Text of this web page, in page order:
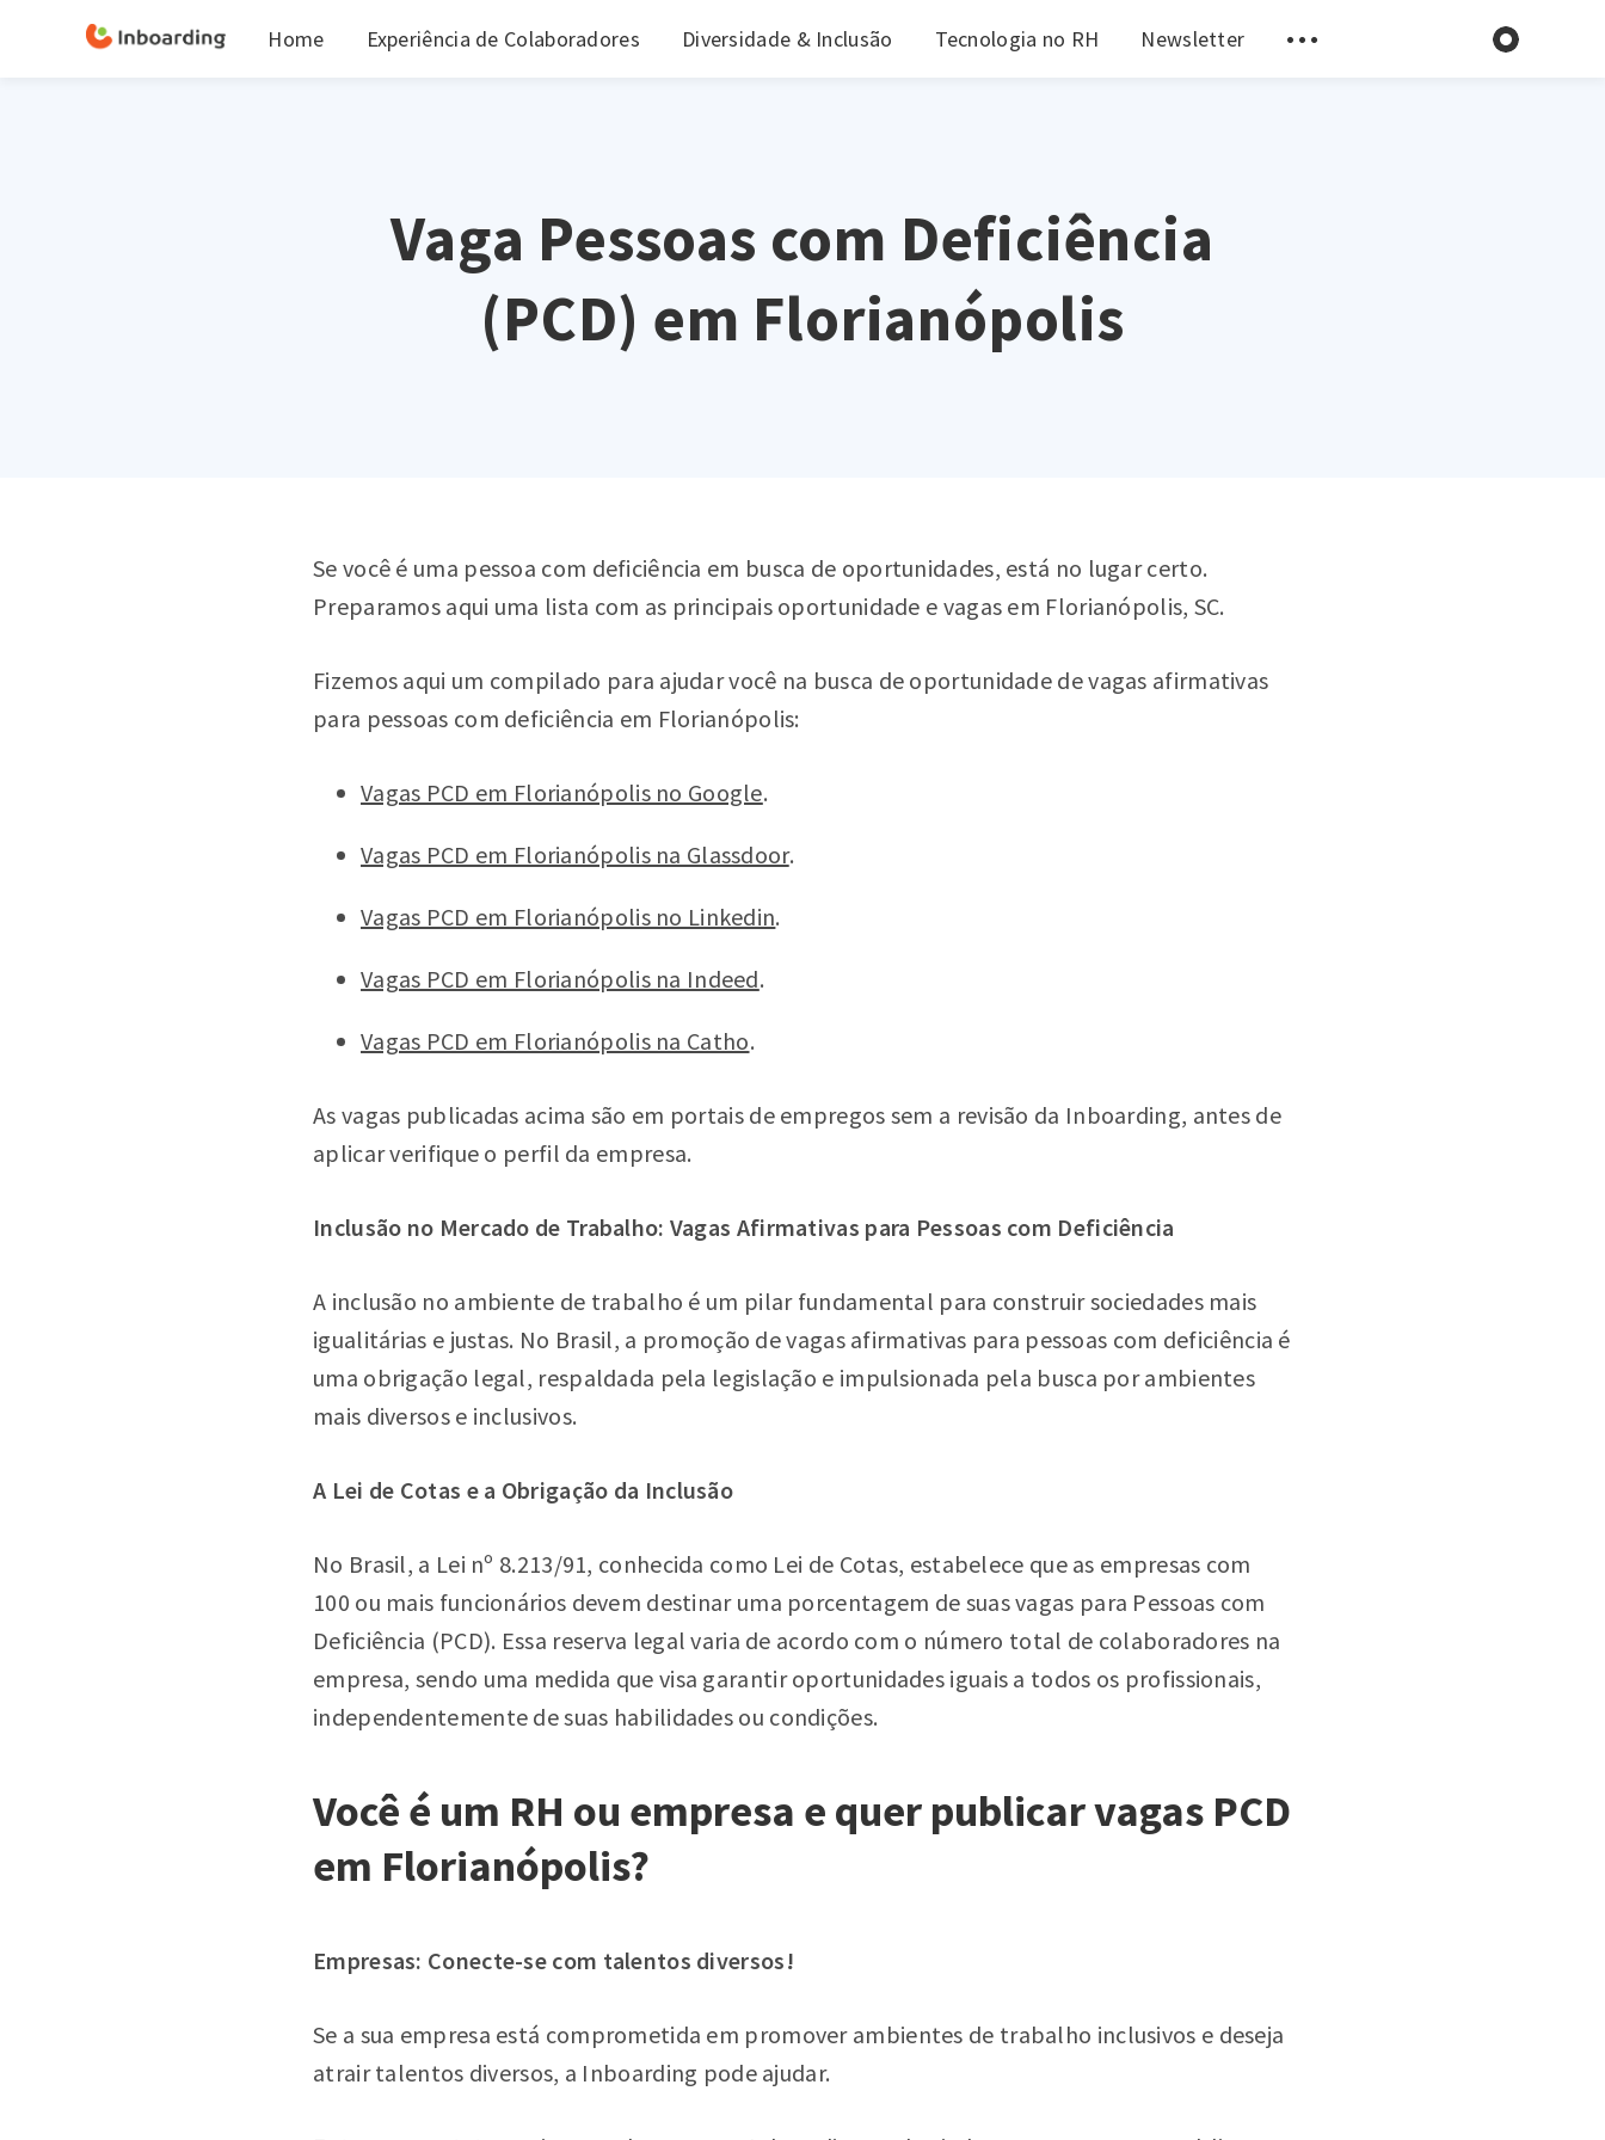
Home Experiência de Colaboradores Diversidade & Inclusão Tecnologia no RH Newsletter
Vaga Pessoas com Deficiência
(PCD) em Florianópolis
Se você é uma pessoa com deficiência em busca de oportunidades, está no lugar certo.
Preparamos aqui uma lista com as principais oportunidade e vagas em Florianópolis, SC.
Fizemos aqui um compilado para ajudar você na busca de oportunidade de vagas afirmativas
para pessoas com deficiência em Florianópolis:
Vagas PCD em Florianópolis no Google.
Vagas PCD em Florianópolis na Glassdoor.
Vagas PCD em Florianópolis no Linkedin.
Vagas PCD em Florianópolis na Indeed.
Vagas PCD em Florianópolis na Catho.
As vagas publicadas acima são em portais de empregos sem a revisão da Inboarding, antes de
aplicar verifique o perfil da empresa.
Inclusão no Mercado de Trabalho: Vagas Afirmativas para Pessoas com Deficiência
A inclusão no ambiente de trabalho é um pilar fundamental para construir sociedades mais
igualitárias e justas. No Brasil, a promoção de vagas afirmativas para pessoas com deficiência é
uma obrigação legal, respaldada pela legislação e impulsionada pela busca por ambientes
mais diversos e inclusivos.
A Lei de Cotas e a Obrigação da Inclusão
No Brasil, a Lei nº 8.213/91, conhecida como Lei de Cotas, estabelece que as empresas com
100 ou mais funcionários devem destinar uma porcentagem de suas vagas para Pessoas com
Deficiência (PCD). Essa reserva legal varia de acordo com o número total de colaboradores na
empresa, sendo uma medida que visa garantir oportunidades iguais a todos os profissionais,
independentemente de suas habilidades ou condições.
Você é um RH ou empresa e quer publicar vagas PCD
em Florianópolis?
Empresas: Conecte-se com talentos diversos!
Se a sua empresa está comprometida em promover ambientes de trabalho inclusivos e deseja
atrair talentos diversos, a Inboarding pode ajudar.